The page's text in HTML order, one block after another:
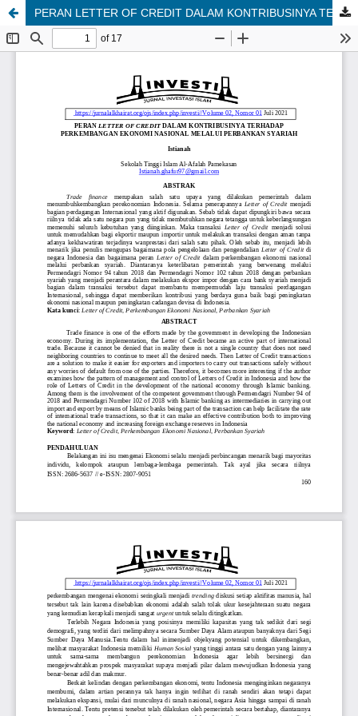
PERAN LETTER OF CREDIT DALAM KONTRIBUSINYA TERHADAP PERKEMBANGAN EKONOMI NASIONAL MELALUI PERBANKAN SYARIAH